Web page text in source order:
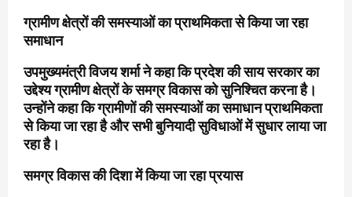
ग्रामीण क्षेत्रों की समस्याओं का प्राथमिकता से किया जा रहा
समाधान
उपमुख्यमंत्री विजय शर्मा ने कहा कि प्रदेश की साय सरकार का
उद्देश्य ग्रामीण क्षेत्रों के समग्र विकास को सुनिश्चित करना है।
उन्होंने कहा कि ग्रामीणों की समस्याओं का समाधान प्राथमिकता
से किया जा रहा है और सभी बुनियादी सुविधाओं में सुधार लाया जा
रहा है।
समग्र विकास की दिशा में किया जा रहा प्रयास